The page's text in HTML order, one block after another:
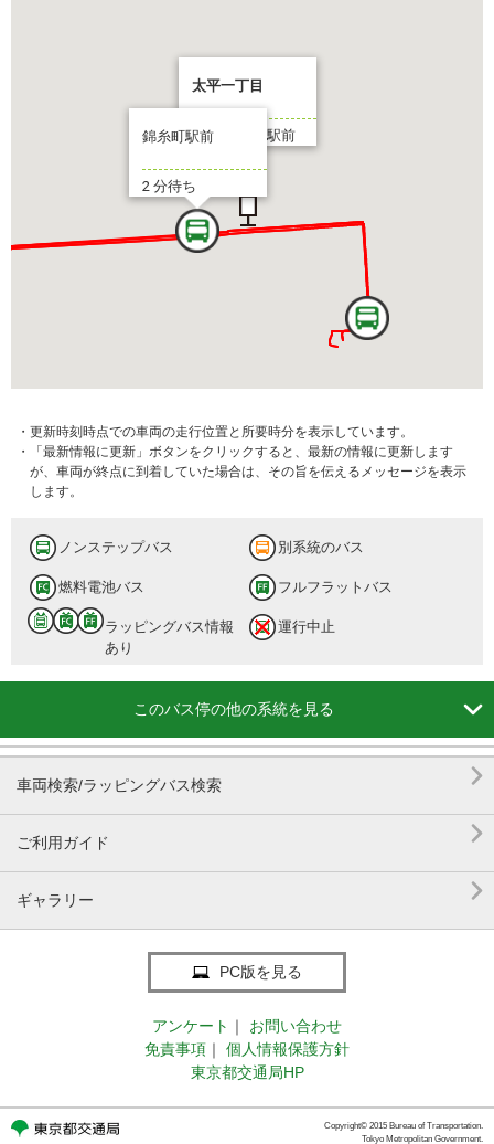
太平一丁目
行先:錦糸町駅前
錦糸町駅前
2 分待ち
・更新時刻時点での車両の走行位置と所要時分を表示しています。
・「最新情報に更新」ボタンをクリックすると、最新の情報に更新します
が、車両が終点に到着していた場合は、その旨を伝えるメッセージを表示
します。
ノンステップバス 別系統のバス
燃料電池バス フルフラットバス
ラッピングバス情報
あり
運行中止
このバス停の他の系統を見る 
車両検索/ラッピングバス検索 
ご利用ガイド 
ギャラリー 
PC版を見る
アンケート ｜
お問い合わせ
免責事項 ｜
個人情報保護方針
東京都交通局HP
Copyright© 2015 Bureau of Transportation.
Tokyo Metropolitan Government.